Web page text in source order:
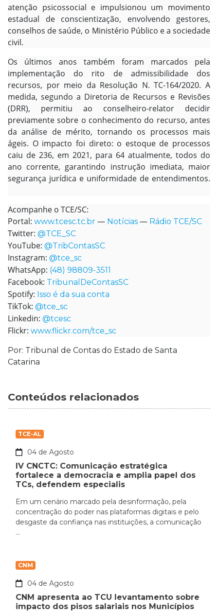
atenção psicossocial e impulsionou um movimento
estadual de conscientização, envolvendo gestores,
conselhos de saúde, o Ministério Público e a sociedade
civil.
Os últimos anos também foram marcados pela
implementação do rito de admissibilidade dos
recursos, por meio da Resolução N. TC-164/2020. A
medida, segundo a Diretoria de Recursos e Revisões
(DRR), permitiu ao conselheiro-relator decidir
previamente sobre o conhecimento do recurso, antes
da análise de mérito, tornando os processos mais
ágeis. O impacto foi direto: o estoque de processos
caiu de 236, em 2021, para 64 atualmente, todos do
ano corrente, garantindo instrução imediata, maior
segurança jurídica e uniformidade de entendimentos.
Acompanhe o TCE/SC:
Portal: www.tcesc.tc.br — Notícias — Rádio TCE/SC
Twitter: @TCE_SC
YouTube: @TribContasSC
Instagram: @tce_sc
WhatsApp: (48) 98809-3511
Facebook: TribunalDeContasSC
Spotify: Isso é da sua conta
TikTok: @tce_sc
Linkedin: @tcesc
Flickr: www.flickr.com/tce_sc
Por: Tribunal de Contas do Estado de Santa
Catarina
Conteúdos relacionados
TCE-AL
04 de Agosto
IV CNCTC: Comunicação estratégica
fortalece a democracia e amplia papel dos
TCs, defendem especialis
Em um cenário marcado pela desinformação, pela
concentração do poder nas plataformas digitais e pelo
desgaste da confiança nas instituições, a comunicação
...
CNM
04 de Agosto
CNM apresenta ao TCU levantamento sobre
impacto dos pisos salariais nos Municípios